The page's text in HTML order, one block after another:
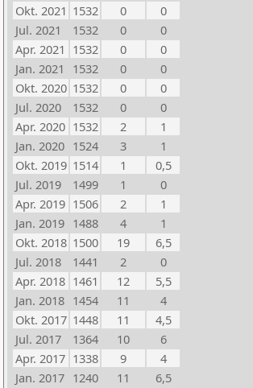
Okt. 2021 1532 0
0
Jul. 2021
1532 0
0
Apr. 2021 1532 0
0
Jan. 2021
1532 0
0
Okt. 2020 1532 0
0
Jul. 2020
1532 0
0
Apr. 2020 1532 2
1
Jan. 2020 1524 3
1
Okt. 2019 1514 1
0,5
Jul. 2019
1499 1
0
Apr. 2019 1506 2
1
Jan. 2019 1488 4
1
Okt. 2018 1500 19
6,5
Jul. 2018
1441 2
0
Apr. 2018 1461 12
5,5
Jan. 2018 1454 11
4
Okt. 2017 1448 11
4,5
Jul. 2017
1364 10
6
Apr. 2017 1338 9
4
Jan. 2017 1240 11
6,5